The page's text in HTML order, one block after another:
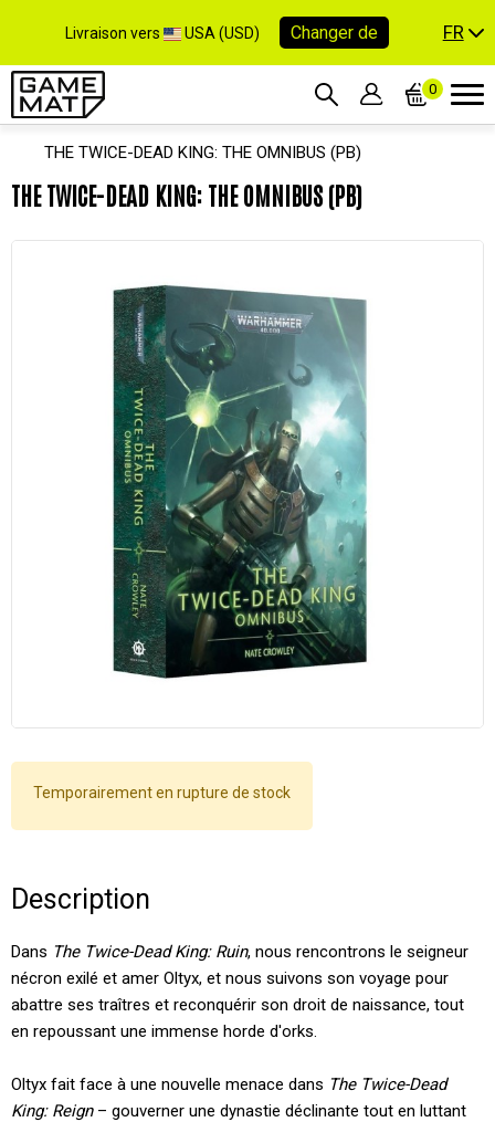
Livraison vers USA (USD) Changer de FR
0
THE TWICE-DEAD KING: THE OMNIBUS (PB)
THE TWICE-DEAD KING: THE OMNIBUS (PB)
Temporairement en rupture de stock
Description
Dans The Twice-Dead King: Ruin, nous rencontrons le seigneur
nécron exilé et amer Oltyx, et nous suivons son voyage pour
abattre ses traîtres et reconquérir son droit de naissance, tout
en repoussant une immense horde d'orks.
Oltyx fait face à une nouvelle menace dans The Twice-Dead
King: Reign– gouverner une dynastie déclinante tout en luttant